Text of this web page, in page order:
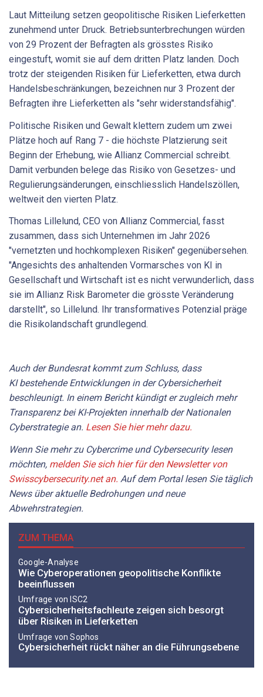
Laut Mitteilung setzen geopolitische Risiken Lieferketten
zunehmend unter Druck. Betriebsunterbrechungen würden
von 29 Prozent der Befragten als grösstes Risiko
eingestuft, womit sie auf dem dritten Platz landen. Doch
trotz der steigenden Risiken für Lieferketten, etwa durch
Handelsbeschränkungen, bezeichnen nur 3 Prozent der
Befragten ihre Lieferketten als "sehr widerstandsfähig".
Politische Risiken und Gewalt klettern zudem um zwei
Plätze hoch auf Rang 7 - die höchste Platzierung seit
Beginn der Erhebung, wie Allianz Commercial schreibt.
Damit verbunden belege das Risiko von Gesetzes- und
Regulierungsänderungen, einschliesslich Handelszöllen,
weltweit den vierten Platz.
Thomas Lillelund, CEO von Allianz Commercial, fasst
zusammen, dass sich Unternehmen im Jahr 2026
"vernetzten und hochkomplexen Risiken" gegenübersehen.
"Angesichts des anhaltenden Vormarsches von KI in
Gesellschaft und Wirtschaft ist es nicht verwunderlich, dass
sie im Allianz Risk Barometer die grösste Veränderung
darstellt", so Lillelund. Ihr transformatives Potenzial präge
die Risikolandschaft grundlegend.
Auch der Bundesrat kommt zum Schluss, dass
KI bestehende Entwicklungen in der Cybersicherheit
beschleunigt. In einem Bericht kündigt er zugleich mehr
Transparenz bei KI-Projekten innerhalb der Nationalen
Cyberstrategie an. Lesen Sie hier mehr dazu.
Wenn Sie mehr zu Cybercrime und Cybersecurity lesen
möchten, melden Sie sich hier für den Newsletter von
Swisscybersecurity.net an. Auf dem Portal lesen Sie täglich
News über aktuelle Bedrohungen und neue
Abwehrstrategien.
ZUM THEMA
Google-Analyse
Wie Cyberoperationen geopolitische Konflikte
beeinflussen
Umfrage von ISC2
Cybersicherheitsfachleute zeigen sich besorgt
über Risiken in Lieferketten
Umfrage von Sophos
Cybersicherheit rückt näher an die Führungsebene